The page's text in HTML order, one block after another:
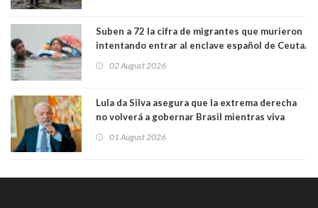
Suben a 72 la cifra de migrantes que murieron
intentando entrar al enclave español de Ceuta.
02 August 2026
Lula da Silva asegura que la extrema derecha
no volverá a gobernar Brasil mientras viva
01 August 2026